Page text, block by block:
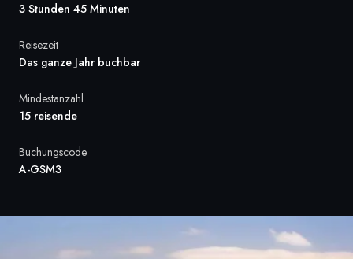
Dänemark
Norwegen
3 Stunden 45 Minuten
Reisezeit
Das ganze Jahr buchbar
Mindestanzahl
15 reisende
Buchungscode
A-GSM3